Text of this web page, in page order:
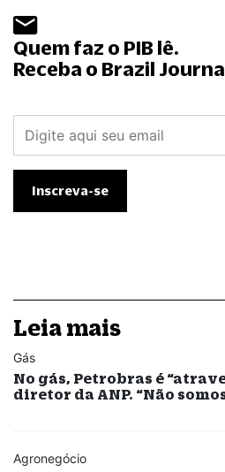
Quem faz o PIB lê.
Receba o Brazil
Leia mais
Gás
No gás, Petrobras é
diretor da ANP. “Não
Agronegócio